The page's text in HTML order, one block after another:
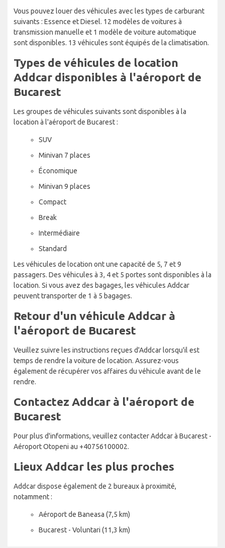
Vous pouvez louer des véhicules avec les types de carburant
suivants : Essence et Diesel. 12 modèles de voitures à
transmission manuelle et 1 modèle de voiture automatique
sont disponibles. 13 véhicules sont équipés de la climatisation.
Types de véhicules de location
Addcar disponibles à l'aéroport de
Bucarest
Les groupes de véhicules suivants sont disponibles à la
location à l'aéroport de Bucarest :
SUV
Minivan 7 places
Économique
Minivan 9 places
Compact
Break
Intermédiaire
Standard
Les véhicules de location ont une capacité de 5, 7 et 9
passagers. Des véhicules à 3, 4 et 5 portes sont disponibles à la
location. Si vous avez des bagages, les véhicules Addcar
peuvent transporter de 1 à 5 bagages.
Retour d'un véhicule Addcar à
l'aéroport de Bucarest
Veuillez suivre les instructions reçues d'Addcar lorsqu'il est
temps de rendre la voiture de location. Assurez-vous
également de récupérer vos affaires du véhicule avant de le
rendre.
Contactez Addcar à l'aéroport de
Bucarest
Pour plus d'informations, veuillez contacter Addcar à Bucarest -
Aéroport Otopeni au +40756100002.
Lieux Addcar les plus proches
Addcar dispose également de 2 bureaux à proximité,
notamment :
Aéroport de Baneasa (7,5 km)
Bucarest - Voluntari (11,3 km)